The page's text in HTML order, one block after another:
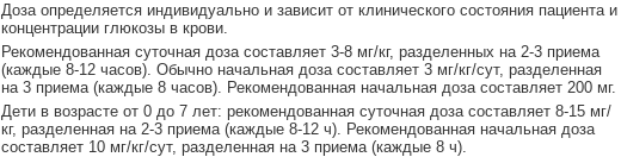
Доза определяется индивидуально и зависит от клинического состояния пациента и
концентрации глюкозы в крови.
Рекомендованная суточная доза составляет 3-8 мг/кг, разделенных на 2-3 приема
(каждые 8-12 часов). Обычно начальная доза составляет 3 мг/кг/сут, разделенная
на 3 приема (каждые 8 часов). Рекомендованная начальная доза составляет 200 мг.
Дети в возрасте от 0 до 7 лет: рекомендованная суточная доза составляет 8-15 мг/
кг, разделенная на 2-3 приема (каждые 8-12 ч). Рекомендованная начальная доза
составляет 10 мг/кг/сут, разделенная на 3 приема (каждые 8 ч).